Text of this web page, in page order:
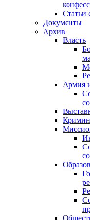
Статьи
Документы
Архив
Власть
Армия